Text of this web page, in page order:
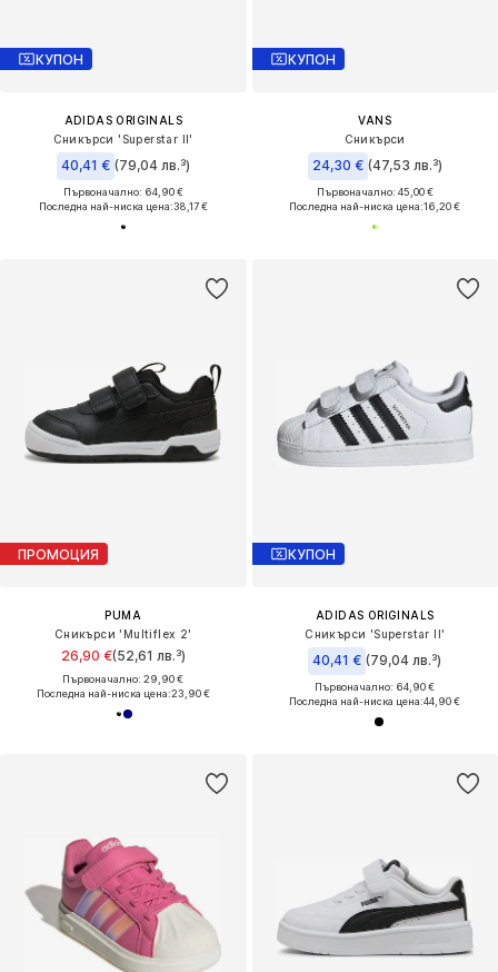
КУПОН
ADIDAS ORIGINALS
Сникърси 'Superstar II'
40,41 € (79,04 лв.³)
Първоначално: 64,90 €
Последна най-ниска цена:38,17 €
КУПОН
VANS
Сникърси
24,30 € (47,53 лв.³)
Първоначално: 45,00 €
Последна най-ниска цена:16,20 €
ПРОМОЦИЯ
PUMA
Сникърси 'Multiflex 2'
26,90 €(52,61 лв.³)
Първоначално: 29,90 €
Последна най-ниска цена:23,90 €
КУПОН
ADIDAS ORIGINALS
Сникърси 'Superstar II'
40,41 € (79,04 лв.³)
Първоначално: 64,90 €
Последна най-ниска цена:44,90 €